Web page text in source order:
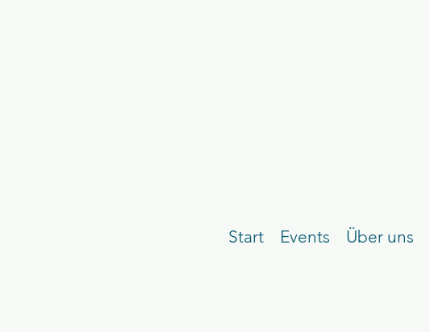
Start Events Über uns